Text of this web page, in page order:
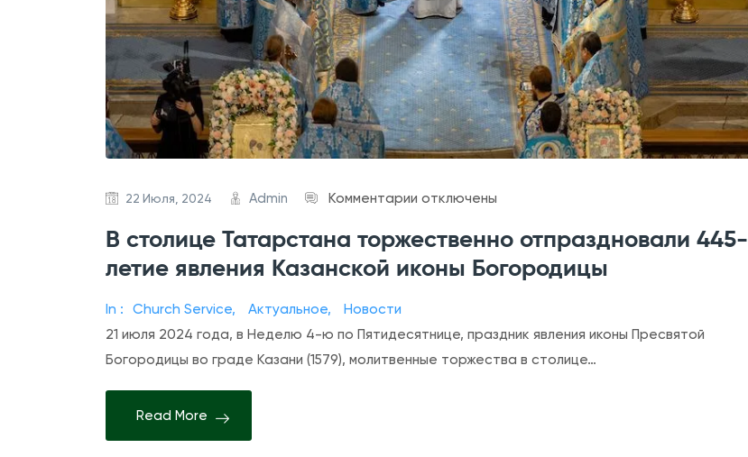
22 Июля, 2024 Admin Комментарии к
а
п
отключены
В столице Татарстана торжественно отпраздновали 445-
летие явления Казанской иконы Богородицы
In : Church Service, Актуальное,
Новости
21 июля 2024 года, в Неделю 4-ю по Пятидесятнице, праздник явления иконы Пресвятой
Богородицы во граде Казани (1579), молитвенные торжества в столице…
Read More